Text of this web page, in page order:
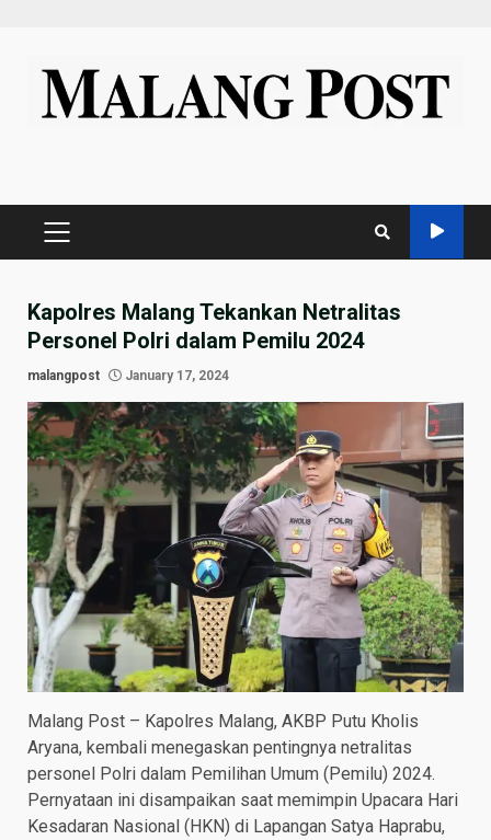
content
PRIMARY
Kapolres Malang Tekankan Netralitas
Personel Polri dalam Pemilu 2024
malangpost January 17, 2024
Malang Post – Kapolres Malang, AKBP Putu Kholis
Aryana, kembali menegaskan pentingnya netralitas
personel Polri dalam Pemilihan Umum (Pemilu) 2024.
Pernyataan ini disampaikan saat memimpin Upacara Hari
Kesadaran Nasional (HKN) di Lapangan Satya Haprabu,